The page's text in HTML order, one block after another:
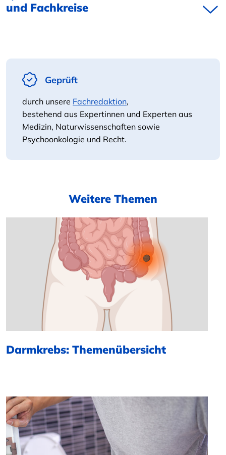
und Fachkreise
Geprüft
durch unsere Fachredaktion,
bestehend aus Expertinnen und Experten aus
Medizin, Naturwissenschaften sowie
Psychoonkologie und Recht.
Weitere Themen
Darmkrebs: Themenübersicht